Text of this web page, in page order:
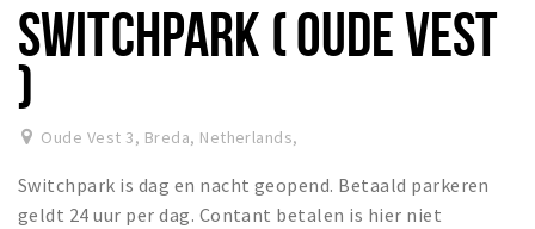
General practitioner and first aid
Q&A
Breda Student Shop
Spin the wheel!
SWITCHPARK ( OUDE VEST
)
Oude Vest 3, Breda, Netherlands,
Switchpark is dag en nacht geopend. Betaald parkeren
geldt 24 uur per dag. Contant betalen is hier niet